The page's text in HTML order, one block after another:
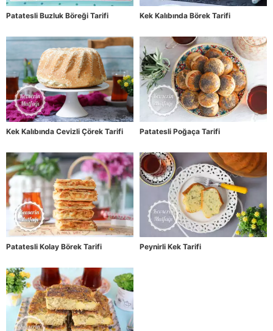
Patatesli Buzluk Böreği Tarifi Kek Kalıbında Börek Tarifi
Kek Kalıbında Cevizli Çörek Tarifi Patatesli Poğaça Tarifi
Patatesli Kolay Börek Tarifi Peynirli Kek Tarifi